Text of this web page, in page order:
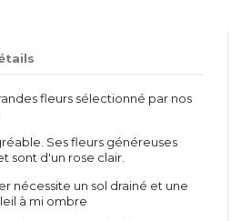
Inerte
Pots et tuteurs
Rosiers
fleurs sélectionné par nos
Ses fleurs généreuses
sont d'un rose clair.
nécessite un sol drainé et une
à mi ombre